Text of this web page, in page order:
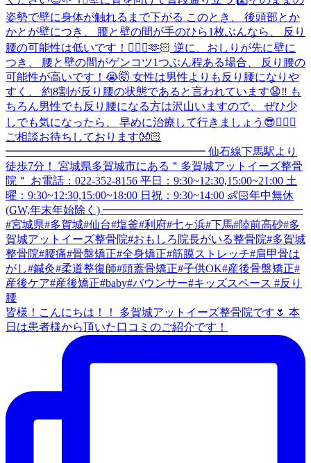
皆様！こんにちは！！ 多賀城アットイーズ整骨院です🌷 本
日は患者様から頂いた口コミのご紹介です！